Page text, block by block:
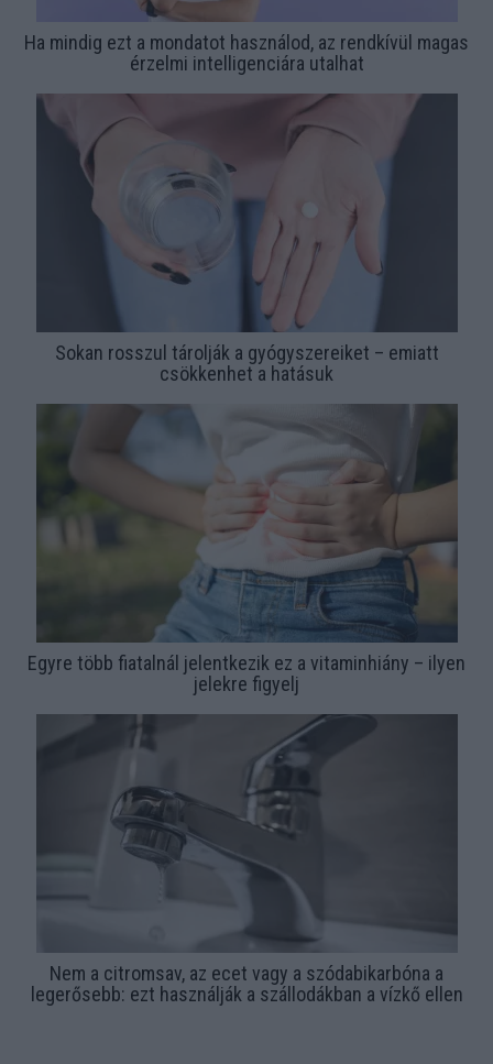
Ha mindig ezt a mondatot használod, az rendkívül magas
érzelmi intelligenciára utalhat
Sokan rosszul tárolják a gyógyszereiket – emiatt
csökkenhet a hatásuk
Egyre több fiatalnál jelentkezik ez a vitaminhiány – ilyen
jelekre figyelj
Nem a citromsav, az ecet vagy a szódabikarbóna a
legerősebb: ezt használják a szállodákban a vízkő ellen